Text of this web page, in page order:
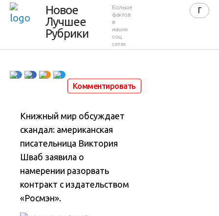
Новое
Лучшее
Рубрики
Больше
фактов
в
наших
соц.
сетях
при
публикации?
Комментировать
Книжный мир обсуждает
скандал: американская
писательница Виктория
Шваб заявила о
намерении разорвать
контракт с издательством
«Росмэн».